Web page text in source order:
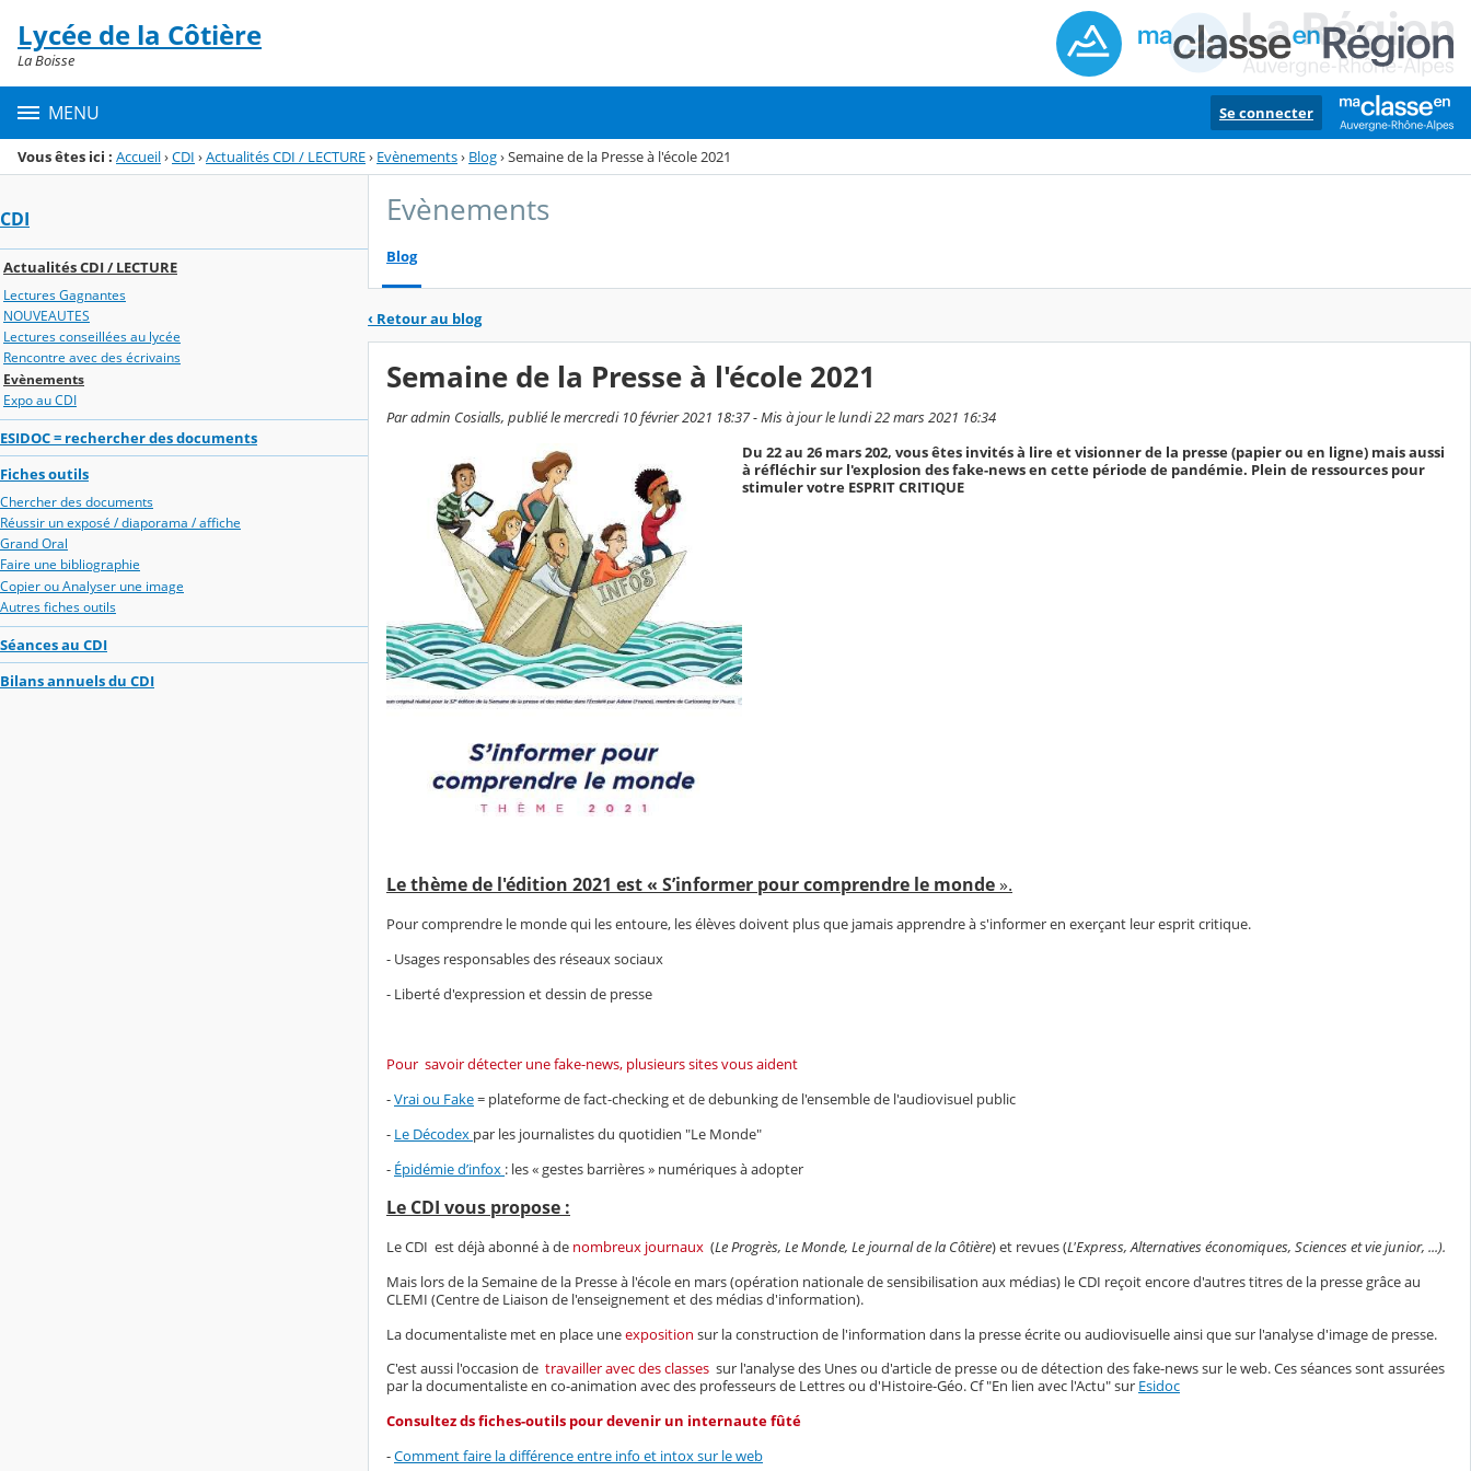
Menu de la rubrique
Contenu
Lycée de la Côtière
La Boisse
MENU Se connecter
Vous êtes ici : Accueil›CDI ›Actualités CDI / LECTURE› Evènements› Blog›Semaine de la Presse à l'école 2021
CDI
Actualités CDI / LECTURE
Lectures Gagnantes
NOUVEAUTES
Lectures conseillées au lycée
Rencontre avec des écrivains
Evènements
Expo au CDI
ESIDOC = rechercher des documents
Fiches outils
Chercher des documents
Réussir un exposé / diaporama / affiche
Grand Oral
Faire une bibliographie
Copier ou Analyser une image
Autres fiches outils
Séances au CDI
Bilans annuels du CDI
Evènements
Blog
‹ Retour au blog
Semaine de la Presse à l'école 2021
Par admin Cosialls, publié le mercredi 10 février 2021 18:37 - Mis à jour le lundi 22 mars 2021 16:34
Du 22 au 26 mars 202, vous êtes invités à lire et visionner de la presse (papier ou en ligne) mais aussi
à réfléchir sur l'explosion des fake-news en cette période de pandémie. Plein de ressources pour
stimuler votre ESPRIT CRITIQUE
Le thème de l'édition 2021 est « S’informer pour comprendre le monde».
Pour comprendre le monde qui les entoure, les élèves doivent plus que jamais apprendre à s'informer en exerçant leur esprit critique.
- Usages responsables des réseaux sociaux
- Liberté d'expression et dessin de presse
Pour savoir détecter une fake-news, plusieurs sites vous aident
-Vrai ou Fake= plateforme de fact-checking et de debunking de l'ensemble de l'audiovisuel public
- Le Décodex par les journalistes du quotidien "Le Monde"
- Épidémie d’infox : les « gestes barrières » numériques à adopter
Le CDI vous propose :
Le CDI est déjà abonné à de nombreux journaux (Le Progrès, Le Monde, Le journal de la Côtière) et revues (L'Express, Alternatives économiques, Sciences et vie junior, ...).
Mais lors de la Semaine de la Presse à l'école en mars (opération nationale de sensibilisation aux médias) le CDI reçoit encore d'autres titres de la presse grâce au
CLEMI (Centre de Liaison de l'enseignement et des médias d'information).
La documentaliste met en place uneexposition sur la construction de l'information dans la presse écrite ou audiovisuelle ainsi que sur l'analyse d'image de presse.
C'est aussi l'occasion de travailler avec des classes sur l'analyse des Unes ou d'article de presse ou de détection des fake-news sur le web. Ces séances sont assurées
par la documentaliste en co-animation avec des professeurs de Lettres ou d'Histoire-Géo. Cf "En lien avec l'Actu" sur Esidoc
Consultez ds fiches-outils pour devenir un internaute fûté
-Comment faire la différence entre info et intox sur le web